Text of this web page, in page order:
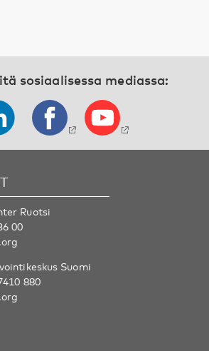
sosiaalisessa mediassa:
Ruotsi
00
Suomi
880